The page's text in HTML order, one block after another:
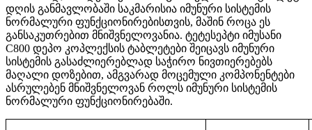
დღის განმავლობაში საკმარისია იმუნური სისტემის
ნორმალური ფუნქციონირებისთვის, მაშინ როცა ეს
განსაკუთრებით მნიშვნელოვანია. ტეტესეპტი იმუსანი
C800 დეპო კოპლექსის ტაბლეტები შეიცავს იმუნური
სისტემის გასაძლიერებლად საჭირო ნივთიერებებს
მაღალი დოზებით, ამგვარად მოცემული კომპონენტები
ასრულებენ მნიშვნელოვან როლს იმუნური სისტემის
ნორმალური ფუნქციონირებაში.